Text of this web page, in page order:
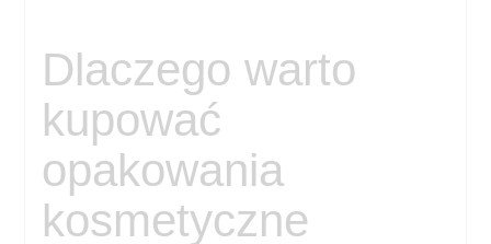
Dlaczego warto
kupować
opakowania
kosmetyczne